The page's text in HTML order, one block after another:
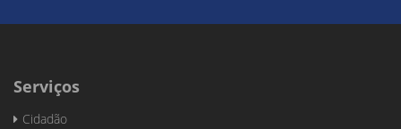
Serviços
Cidadão